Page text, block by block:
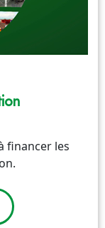
financer les